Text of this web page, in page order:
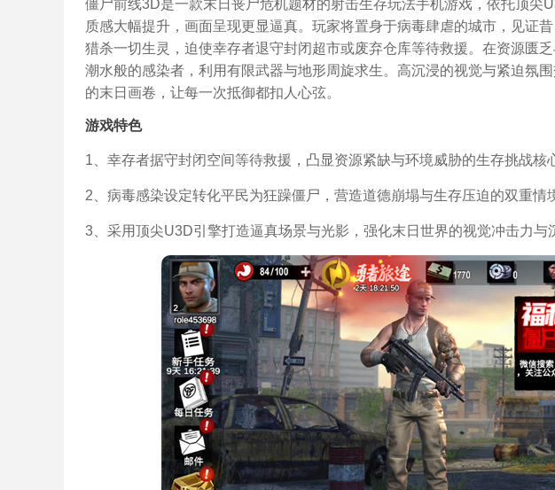
僵尸前线3D是一款末日丧尸危机题材的射击生存玩法手机游戏，依托顶尖
质感大幅提升，画面呈现更显逼真。玩家将置身于病毒肆虐的城市，见证
猎杀一切生灵，迫使幸存者退守封闭超市或废弃仓库等待救援。在资源匮
潮水般的感染者，利用有限武器与地形周旋求生。高沉浸的视觉与紧迫氛
的末日画卷，让每一次抵御都扣人心弦。
游戏特色
1、幸存者据守封闭空间等待救援，凸显资源紧缺与环境威胁的生存挑战核
2、病毒感染设定转化平民为狂躁僵尸，营造道德崩塌与生存压迫的双重情
3、采用顶尖U3D引擎打造逼真场景与光影，强化末日世界的视觉冲击力与